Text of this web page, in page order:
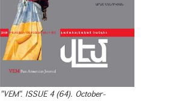
"VEM". ISSUE 4 (64). October-